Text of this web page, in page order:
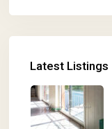
Latest Listings